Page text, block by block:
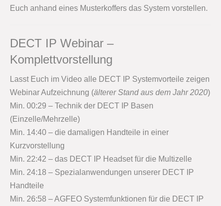
Euch anhand eines Musterkoffers das System vorstellen.
DECT IP Webinar –
Komplettvorstellung
Lasst Euch im Video alle DECT IP Systemvorteile zeigen
Webinar Aufzeichnung (älterer Stand aus dem Jahr 2020)
Min. 00:29 – Technik der DECT IP Basen
(Einzelle/Mehrzelle)
Min. 14:40 – die damaligen Handteile in einer
Kurzvorstellung
Min. 22:42 – das DECT IP Headset für die Multizelle
Min. 24:18 – Spezialanwendungen unserer DECT IP
Handteile
Min. 26:58 – AGFEO Systemfunktionen für die DECT IP